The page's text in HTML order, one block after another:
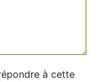
à cette